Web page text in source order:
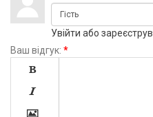
Увійти або
Ваш відгук: *


